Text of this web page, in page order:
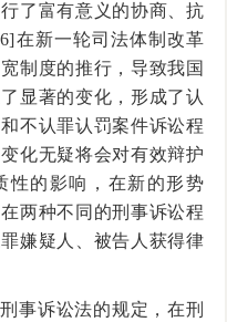
了富有意义的协商、抗
在新一轮司法体制改革
制度的推行，导致我国
显著的变化，形成了认
不认罪认罚案件诉讼程
化无疑将会对有效辩护
性的影响，在新的形势
两种不同的刑事诉讼程
嫌疑人、被告人获得律
事诉讼法的规定，在刑